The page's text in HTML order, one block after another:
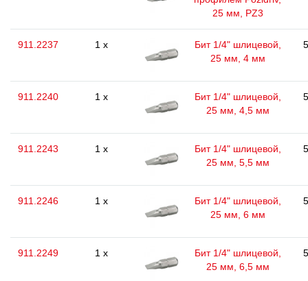
25 мм, PZ3
911.2237 1 x
Бит 1/4" шлицевой,
25 мм, 4 мм
911.2240 1 x
Бит 1/4" шлицевой,
25 мм, 4,5 мм
911.2243 1 x
Бит 1/4" шлицевой,
25 мм, 5,5 мм
911.2246 1 x
Бит 1/4" шлицевой,
25 мм, 6 мм
911.2249 1 x
Бит 1/4" шлицевой,
25 мм, 6,5 мм